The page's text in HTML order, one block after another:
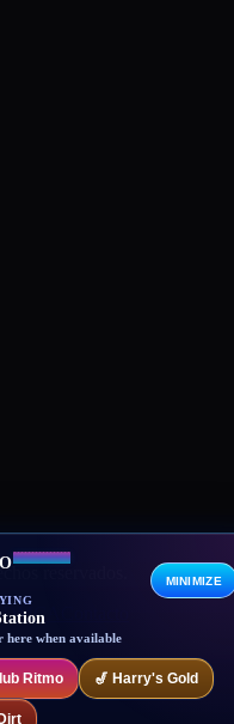
reservados.
DMCA
here when available
MINIMIZE
Ritmo 🎷 Harry's Gold